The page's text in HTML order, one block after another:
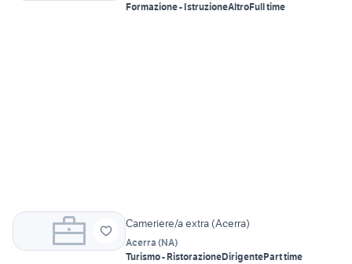
Formazione - IstruzioneAltroFull time
Cameriere/a extra (Acerra)
Acerra (NA)
Turismo - RistorazioneDirigentePart time